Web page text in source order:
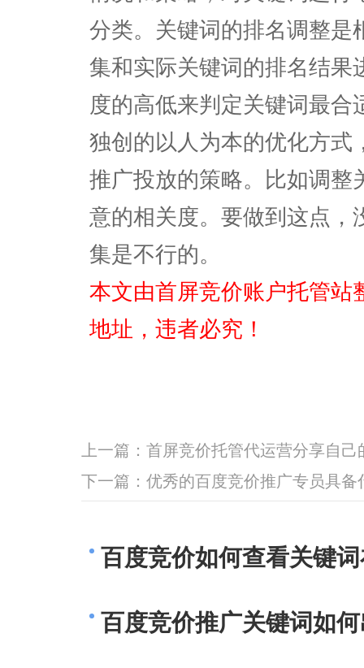
分类。关键词的排名调整是
集和实际关键词的排名结果
度的高低来判定关键词最合
独创的以人为本的优化方式
推广投放的策略。比如调整
意的相关度。要做到这点，
集是不行的。
本文由首屏竞价账户托管站
地址，违者必究！
上一篇： 首屏竞价托管代运营分享自
下一篇： 优秀的百度竞价推广专员具备
百度竞价如何查看关键
百度竞价推广关键词如